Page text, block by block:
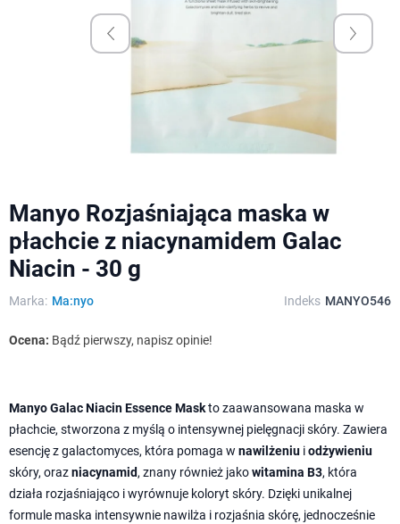
Manyo Rozjaśniająca maska w
płachcie z niacynamidem Galac
Niacin - 30 g
Marka: Ma:nyo Indeks MANYO546
Ocena: Bądź pierwszy, napisz opinie!
Manyo Galac Niacin Essence Maskto zaawansowana maska w
płachcie, stworzona z myślą o intensywnej pielęgnacji skóry. Zawiera
esencję z galactomyces, która pomaga w nawilżeniu iodżywieniu
skóry, orazniacynamid, znany również jakowitamina B3, która
działa rozjaśniająco i wyrównuje koloryt skóry. Dzięki unikalnej
formule maska intensywnie nawilża i rozjaśnia skórę, jednocześnie